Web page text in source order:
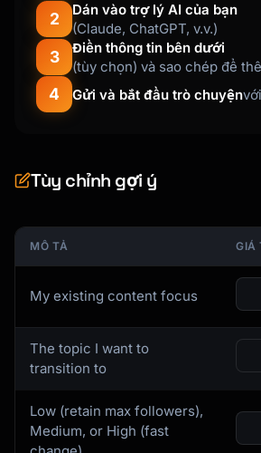
2
Dán vào trợ lý AI của bạn
(Claude, ChatGPT, v.v.)
3
Điền thông tin bên dưới
(tùy chọn) và sao chép để
4 Gửi và bắt đầu trò chuyện
Tùy chỉnh gợi ý
MÔ TẢ GIÁ
My existing content focus
The topic I want to
transition to
Low (retain max followers),
Medium, or High (fast